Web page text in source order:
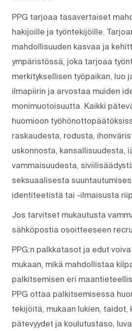
PPG tarjoaa tasavertaiset
hakijoille ja työntekijöille.
mahdollisuuden kasvaa ja
ympäristössä, joka tarjoaa
merkityksellisen työpaikan, luo
ilmapiirin ja arvostaa muiden
monimuotoisuutta. Kaikki
huomioon
raskaudesta, rodusta,
uskonnosta, kansallisuudesta,
vammaisuudesta,
seksuaalisesta
identiteetistä tai -ilmaisusta
Jos tarvitset mukautusta
sähköpostia osoitteeseen
PPG:n palkkatasot ja edut
mukaan, mikä mahdollistaa
palkitsemisen eri
PPG ottaa palkitsemisessa
tekijöitä, mukaan lukien, taidot,
pätevyydet ja koulutustaso,